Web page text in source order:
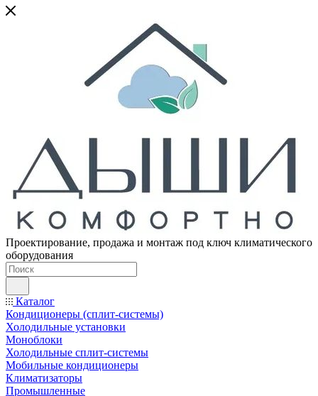
Проектирование, продажа и монтаж под ключ климатического
оборудования
Каталог
Кондиционеры (сплит-системы)
Холодильные установки
Моноблоки
Холодильные сплит-системы
Мобильные кондиционеры
Климатизаторы
Промышленные